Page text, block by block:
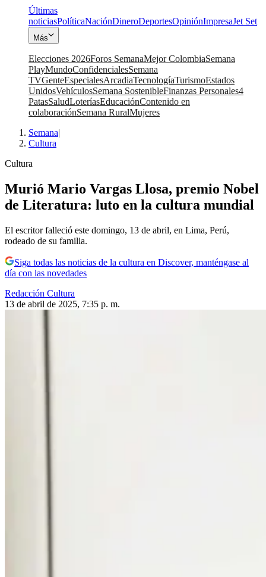
Últimas
noticiasPolíticaNaciónDineroDeportesOpiniónImpresaJet Set
Más
Elecciones 2026Foros SemanaMejor ColombiaSemana
PlayMundoConfidencialesSemana
TVGenteEspecialesArcadiaTecnologíaTurismoEstados
UnidosVehículosSemana SostenibleFinanzas Personales4
PatasSaludLoteríasEducaciónContenido en
colaboraciónSemana RuralMujeres
Semana|
Cultura
Cultura
Murió Mario Vargas Llosa, premio Nobel
de Literatura: luto en la cultura mundial
El escritor falleció este domingo, 13 de abril, en Lima, Perú,
rodeado de su familia.
Siga todas las noticias de la cultura en Discover, manténgase al
día con las novedades
Redacción Cultura
13 de abril de 2025, 7:35 p. m.